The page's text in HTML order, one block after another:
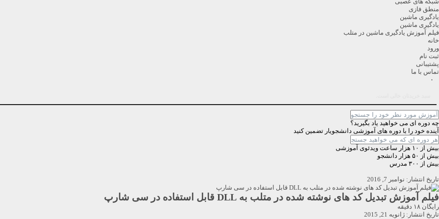
منطق فازی
یادگیری ماشین
یادگیری ماشین
فیلم آموزش یادگیری ماشین در متلب
خانه
ورود
ثبت نام
پشتیبانی
تماس با ما
۰
چه دوره ای می خواهید یاد بگیرید؟
آینده خود را با دوره های آموزشی دانشجویار تضمین کنید
بیش از ۱۰ هزار ساعت ویدئوی آموزشی
بیش از ۵۰ هزار دانشجو
بیش از ۳۰۰ مدرس
تاریخ انتشار: نوامبر 7, 2016
فیلم آموزش تبدیل کد های نوشته شده در متلب به DLL قابل استفاده در سی شارپ
رایگان ۱۸ دقیقه
تاریخ انتشار: ژانویه 21, 2015